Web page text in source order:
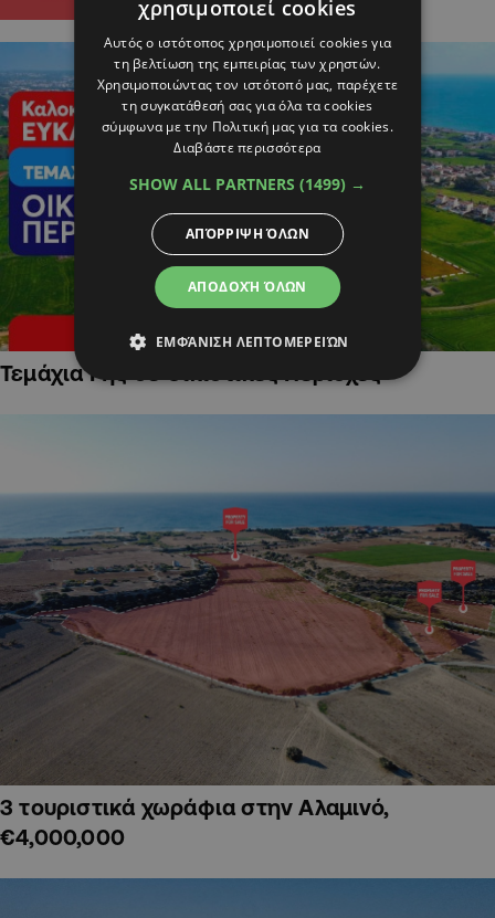
Τεμάχια Γης σε Οικιστικές Περιοχές
3 τουριστικά χωράφια στην Αλαμινό,
€4,000,000
χρησιμοποιεί cookies
Αυτός ο ιστότοπος χρησιμοποιεί cookies για
τη βελτίωση της εμπειρίας των χρηστών.
Χρησιμοποιώντας τον ιστότοπό μας, παρέχετε
τη συγκατάθεσή σας για όλα τα cookies
σύμφωνα με την Πολιτική μας για τα cookies.
Διαβάστε περισσότερα
SHOW ALL PARTNERS (1499) →
ΑΠΟΔΟΧΉ ΌΛΩΝ
ΑΠΌΡΡΙΨΗ ΌΛΩΝ
ΕΜΦΆΝΙΣΗ ΛΕΠΤΟΜΕΡΕΙΏΝ